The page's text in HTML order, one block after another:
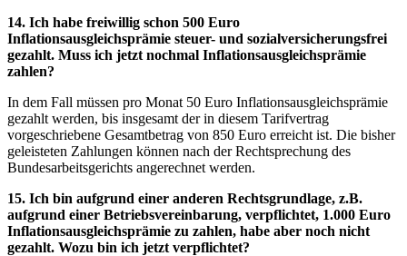
14. Ich habe freiwillig schon 500 Euro
Inflationsausgleichsprämie steuer- und sozialversicherungsfrei
gezahlt. Muss ich jetzt nochmal Inflationsausgleichsprämie
zahlen?
In dem Fall müssen pro Monat 50 Euro Inflationsausgleichsprämie
gezahlt werden, bis insgesamt der in diesem Tarifvertrag
vorgeschriebene Gesamtbetrag von 850 Euro erreicht ist. Die bisher
geleisteten Zahlungen können nach der Rechtsprechung des
Bundesarbeitsgerichts angerechnet werden.
15. Ich bin aufgrund einer anderen Rechtsgrundlage, z.B.
aufgrund einer Betriebsvereinbarung, verpflichtet, 1.000 Euro
Inflationsausgleichsprämie zu zahlen, habe aber noch nicht
gezahlt. Wozu bin ich jetzt verpflichtet?